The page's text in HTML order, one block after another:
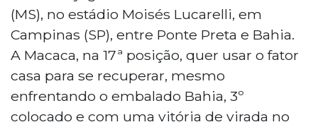
(MS), no estádio Moisés Lucarelli, em
Campinas (SP), entre Ponte Preta e Bahia.
A Macaca, na 17ª posição, quer usar o fator
casa para se recuperar, mesmo
enfrentando o embalado Bahia, 3º
colocado e com uma vitória de virada no